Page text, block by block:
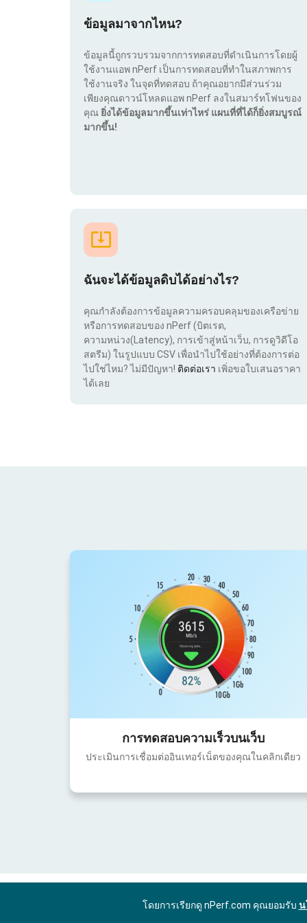
ข้อมูลมาจากไหน?
ข้อมูลนี้ถูกรวบรวมจากการทดสอบที่ดำเนินการโดยผู้
ใช้งานแอพ nPerf เป็นการทดสอบที่ทำในสภาพการ
ใช้งานจริง ในจุดที่ทดสอบ ถ้าคุณอยากมีส่วนร่วม
เพียงคุณดาวน์โหลดแอพ nPerf ลงในสมาร์ทโฟนของ
คุณยิ่งได้ข้อมูลมากขึ้นเท่าไหร่ แผนที่ที่ได้ก็ยิ่งสมบูรณ์
มากขึ้น!
ฉันจะได้ข้อมูลดิบได้อย่างไร?
คุณกำลังต้องการข้อมูลความครอบคลุมของเครือข่าย
หรือการทดสอบของ nPerf (บิตเรต,
ความหน่วง(Latency), การเข้าสู่หน้าเว็บ, การดูวิดีโอ
สตรีม) ในรูปแบบ CSV เพื่อนำไปใช้อย่างที่ต้องการต่อ
ไปใช่ไหม? ไม่มีปัญหา! ติดต่อเรา เพิ่อขอใบเสนอราคา
ได้เลย
การทดสอบความเร็วบนเว็บ
ประเมินการเชื่อมต่ออินเทอร์เน็ตของคุณในคลิกเดียว
โดยการเรียกดู nPerf.com คุณยอมรับ น